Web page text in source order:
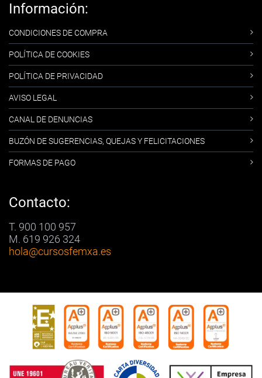
Información:
CONDICIONES DE COMPRA
POLÍTICA DE COOKIES
POLÍTICA DE PRIVACIDAD
AVISO LEGAL
CANAL DE DENUNCIAS
BUZÓN DE SUGERENCIAS, QUEJAS Y FELICITACIONES
FORMAS DE PAGO
Contacto:
T. 900 100 957
M. 619 926 324
hola@cursosfemxa.es